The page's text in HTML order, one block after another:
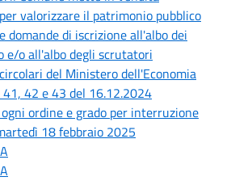
valorizzare il patrimonio pubblico
domande di iscrizione all'albo dei
e/o all'albo degli scrutatori
del Ministero dell'Economia
42 e 43 del 16.12.2024
ordine e grado per interruzione
18 febbraio 2025